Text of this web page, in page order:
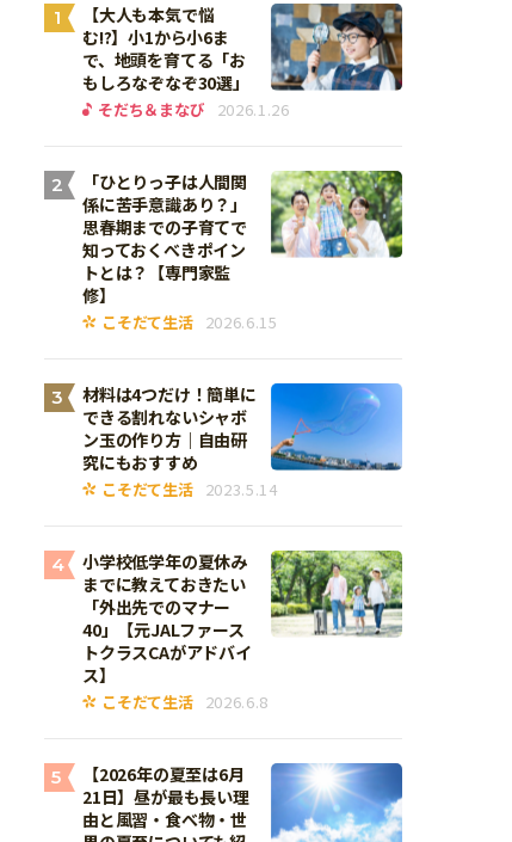
1
【大人も本気で悩
む!?】小1から小6ま
で、地頭を育てる「お
もしろなぞなぞ30選」
そだち＆まなび 2026.1.26
2
「ひとりっ子は人間関
係に苦手意識あり？」
思春期までの子育てで
知っておくべきポイン
トとは？【専門家監
修】
こそだて生活 2026.6.15
3
材料は4つだけ！簡単に
できる割れないシャボ
ン玉の作り方｜自由研
究にもおすすめ
こそだて生活 2023.5.14
4
小学校低学年の夏休み
までに教えておきたい
「外出先でのマナー
40」【元JALファース
トクラスCAがアドバイ
ス】
こそだて生活 2026.6.8
5
【2026年の夏至は6月
21日】昼が最も長い理
由と風習・食べ物・世